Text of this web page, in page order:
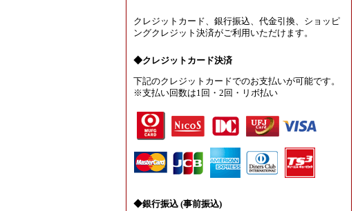
クレジットカード、銀行振込、代金引換、ショッピ
ングクレジット決済がご利用いただけます。
◆クレジットカード決済
下記のクレジットカードでのお支払いが可能です。
※支払い回数は1回・2回・リボ払い
◆銀行振込 (事前振込)